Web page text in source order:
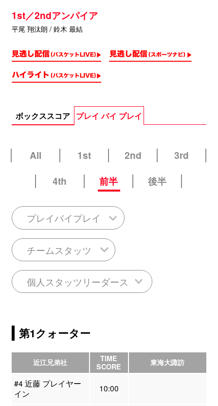
1st／2ndアンパイア
平尾 翔汰朗 / 鈴木 最結
ボックススコア プレイ バイ プレイ
All 1st 2nd
3rd
4th
前半 後半
プレイバイプレイ
チームスタッツ
個人スタッツリーダース
第1クォーター
近江兄弟社
TIME
SCORE
東海大諏訪
#4 近藤 プレイヤー
イン
10:00